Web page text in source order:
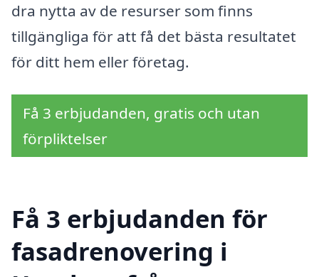
dra nytta av de resurser som finns
tillgängliga för att få det bästa resultatet
för ditt hem eller företag.
Få 3 erbjudanden, gratis och utan
förpliktelser
Få 3 erbjudanden för
fasadrenovering i